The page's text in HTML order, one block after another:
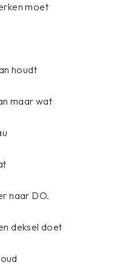
moet
houdt
maar wat
naar DO.
deksel doet